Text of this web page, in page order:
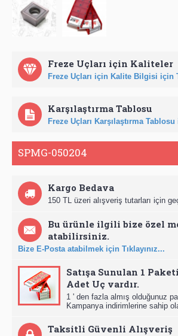
Freze Uçları için Kaliteler
Freze Uçları için Kalite Bilgisi için
Karşılaştırma Tablosu
Freze Uçları Karşılaştırma Tablosu
SPMG-050204
Kargo Bedava
150 TL üzeri alışveriş tutarları için
Bu ürünle ilgili bize özel
atabilirsiniz.
Bize E-Posta atabilmek için Tıklayınız...
Satışa Sunulan 1
Adet Uç vardır.
1 ' den fazla almış olduğunuz
Kampanya indirimlerine sahip
Taksitli Güvenli Alışveriş